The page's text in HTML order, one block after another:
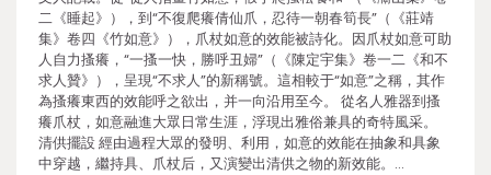
二《睡起》），到“不復爬癢倩仙爪，忍待一朝春筍長”（《莊靖
集》卷四《竹如意》），爪杖如意的效能被詩化。因爪杖如意可助
人自力搔癢，“一搔一快，勝呼丑婦”（《陳定宇集》卷一二《和不
求人贊》），呈現“不求人”的新稱號。這相較于“如意”之稱，其作
為搔癢東西的效能呼之欲出，并一向沿用至今。 從名人雅器到搔
癢爪杖，如意融進大眾日常生涯，浮現出雅俗兼具的奇特風采。
清供擺設 經由過程大眾的發明、利用，如意的效能在抽象和具象
中穿越，繼持具、爪杖后，又演變出清供之物的新效能。…